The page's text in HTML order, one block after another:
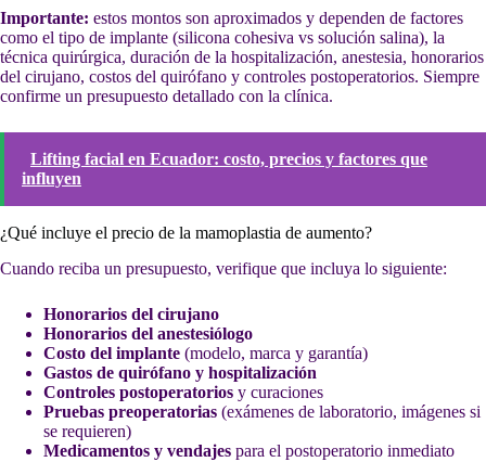
Importante: estos montos son aproximados y dependen de factores
como el tipo de implante (silicona cohesiva vs solución salina), la
técnica quirúrgica, duración de la hospitalización, anestesia, honorarios
del cirujano, costos del quirófano y controles postoperatorios. Siempre
confirme un presupuesto detallado con la clínica.
Lifting facial en Ecuador: costo, precios y factores que
influyen
¿Qué incluye el precio de la mamoplastia de aumento?
Cuando reciba un presupuesto, verifique que incluya lo siguiente:
Honorarios del cirujano
Honorarios del anestesiólogo
Costo del implante (modelo, marca y garantía)
Gastos de quirófano y hospitalización
Controles postoperatorios y curaciones
Pruebas preoperatorias (exámenes de laboratorio, imágenes si
se requieren)
Medicamentos y vendajes para el postoperatorio inmediato